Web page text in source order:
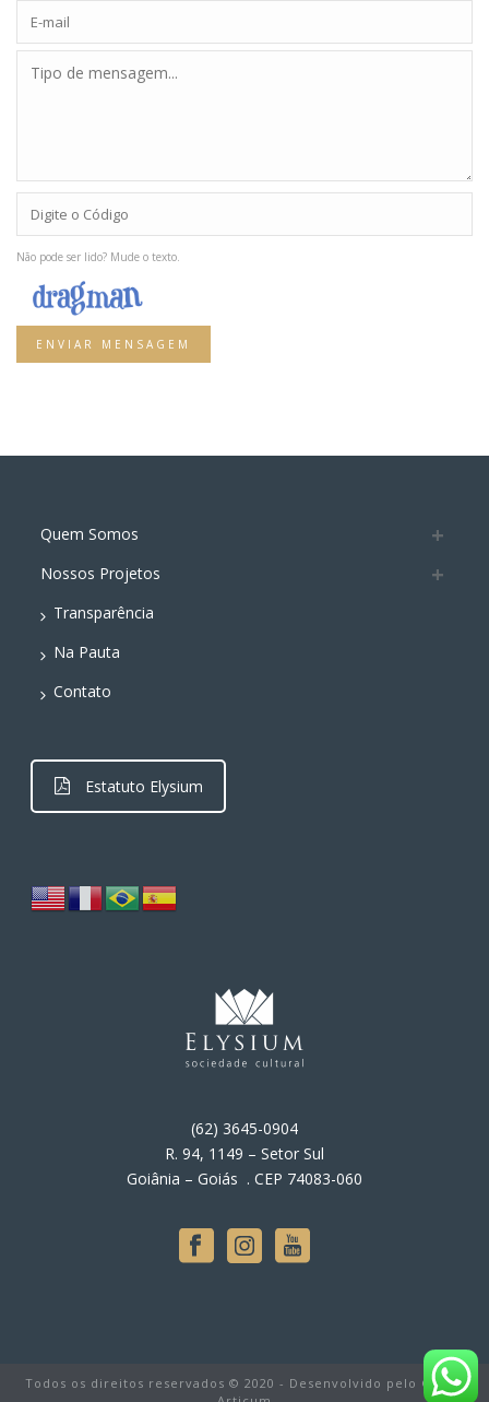
Não pode ser lido? Mude o texto.
ENVIAR MENSAGEM
Quem Somos
Nossos Projetos
Transparência
Na Pauta
Contato
Estatuto Elysium
(62) 3645-0904
R. 94, 1149 – Setor Sul
Goiânia – Goiás . CEP 74083-060
Todos os direitos reservados © 2020 - Desenvolvido pelo Grupo